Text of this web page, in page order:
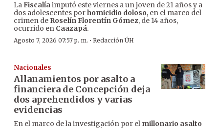
LaFiscalíaimputó este viernes a un joven de 21 años y a
dos adolescentes porhomicidio doloso, en el marco del
crimen de Roselín Florentín Gómez, de 14 años,
ocurrido en Caazapá.
Agosto 7, 2026 07:57 p. m. · Redacción ÚH
Nacionales
Allanamientos por asalto a
financiera de Concepción deja
dos aprehendidos y varias
evidencias
En el marco de la investigación por el millonario asalto